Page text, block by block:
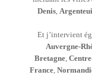
Denis,
Et j’intervient
Auvergne-
Bretagne,
France